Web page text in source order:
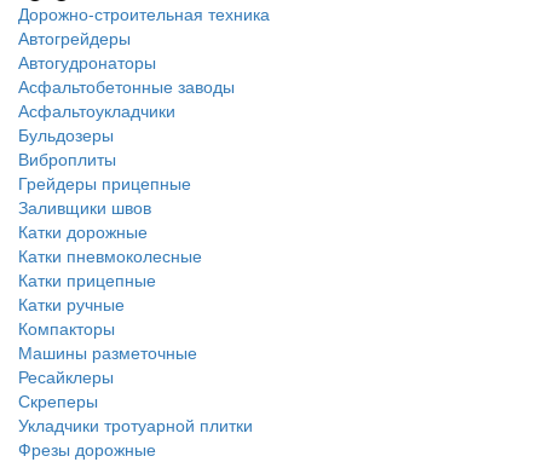
Дорожно-строительная техника
Автогрейдеры
Автогудронаторы
Асфальтобетонные заводы
Асфальтоукладчики
Бульдозеры
Виброплиты
Грейдеры прицепные
Заливщики швов
Катки дорожные
Катки пневмоколесные
Катки прицепные
Катки ручные
Компакторы
Машины разметочные
Ресайклеры
Скреперы
Укладчики тротуарной плитки
Фрезы дорожные